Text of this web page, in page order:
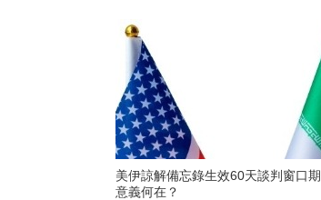
美伊諒解備忘錄生效60天談判窗口期
意義何在？